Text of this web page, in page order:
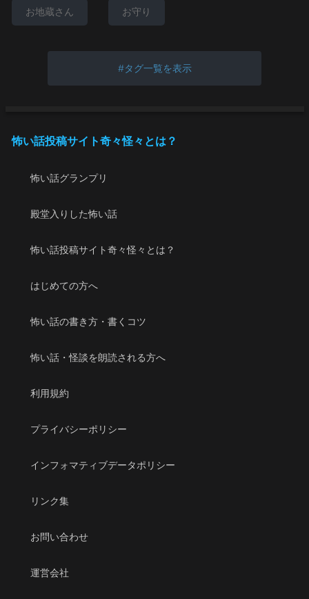
お地蔵さん お守り
タグ一覧を表示
怖い話投稿サイト奇々怪々とは？
怖い話グランプリ
殿堂入りした怖い話
怖い話投稿サイト奇々怪々とは？
はじめての方へ
怖い話の書き方・書くコツ
怖い話・怪談を朗読される方へ
利用規約
プライバシーポリシー
インフォマティブデータポリシー
リンク集
お問い合わせ
運営会社